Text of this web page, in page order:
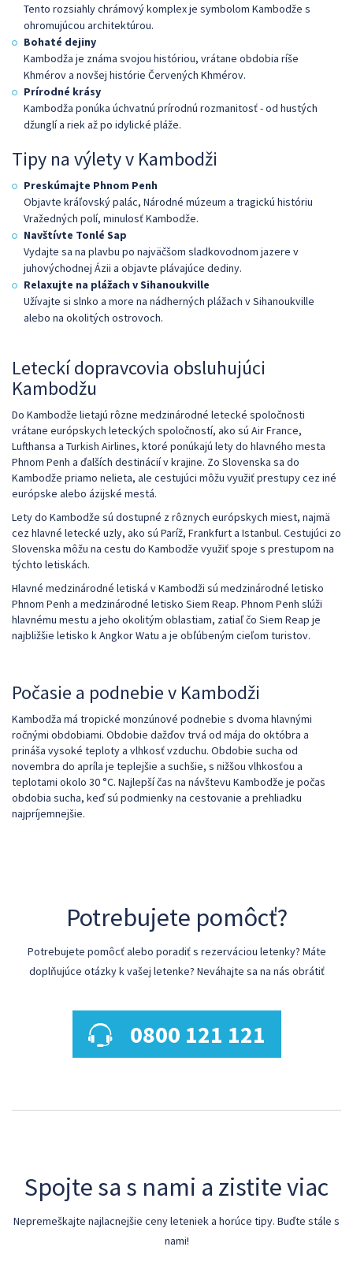
Tento rozsiahly chrámový komplex je symbolom Kambodže s
ohromujúcou architektúrou.
Bohaté dejiny
Kambodža je známa svojou históriou, vrátane obdobia ríše
Khmérov a novšej histórie Červených Khmérov.
Prírodné krásy
Kambodža ponúka úchvatnú prírodnú rozmanitosť - od hustých
džunglí a riek až po idylické pláže.
Tipy na výlety v Kambodži
Preskúmajte Phnom Penh
Objavte kráľovský palác, Národné múzeum a tragickú históriu
Vražedných polí, minulosť Kambodže.
Navštívte Tonlé Sap
Vydajte sa na plavbu po najväčšom sladkovodnom jazere v
juhovýchodnej Ázii a objavte plávajúce dediny.
Relaxujte na plážach v Sihanoukville
Užívajte si slnko a more na nádherných plážach v Sihanoukville
alebo na okolitých ostrovoch.
Leteckí dopravcovia obsluhujúci
Kambodžu
Do Kambodže lietajú rôzne medzinárodné letecké spoločnosti
vrátane európskych leteckých spoločností, ako sú Air France,
Lufthansa a Turkish Airlines, ktoré ponúkajú lety do hlavného mesta
Phnom Penh a ďalších destinácií v krajine. Zo Slovenska sa do
Kambodže priamo nelieta, ale cestujúci môžu využiť prestupy cez iné
európske alebo ázijské mestá.
Lety do Kambodže sú dostupné z rôznych európskych miest, najmä
cez hlavné letecké uzly, ako sú Paríž, Frankfurt a Istanbul. Cestujúci zo
Slovenska môžu na cestu do Kambodže využiť spoje s prestupom na
týchto letiskách.
Hlavné medzinárodné letiská v Kambodži sú medzinárodné letisko
Phnom Penh a medzinárodné letisko Siem Reap. Phnom Penh slúži
hlavnému mestu a jeho okolitým oblastiam, zatiaľ čo Siem Reap je
najbližšie letisko k Angkor Watu a je obľúbeným cieľom turistov.
Počasie a podnebie v Kambodži
Kambodža má tropické monzúnové podnebie s dvoma hlavnými
ročnými obdobiami. Obdobie dažďov trvá od mája do októbra a
prináša vysoké teploty a vlhkosť vzduchu. Obdobie sucha od
novembra do apríla je teplejšie a suchšie, s nižšou vlhkosťou a
teplotami okolo 30 °C. Najlepší čas na návštevu Kambodže je počas
obdobia sucha, keď sú podmienky na cestovanie a prehliadku
najpríjemnejšie.
Potrebujete pomôcť?
Potrebujete pomôcť alebo poradiť s rezerváciou letenky? Máte
doplňujúce otázky k vašej letenke? Neváhajte sa na nás obrátiť
0800 121 121
Spojte sa s nami a zistite viac
Nepremeškajte najlacnejšie ceny leteniek a horúce tipy. Buďte stále s
nami!